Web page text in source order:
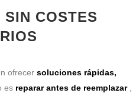
SIN COSTES
ofrecer soluciones rápidas,
es reparar antes de reemplazar,